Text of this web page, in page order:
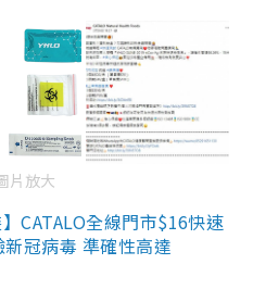
片放大
CATALO全線門市$16快速
冠病毒 準確性高達